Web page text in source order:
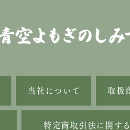
当社について 取扱
特定商取引法に関す